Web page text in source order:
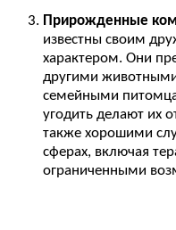
Прирожденные
известны своим
характером. Они
другими
семейными
угодить делают их
также хорошими
сферах, включая
ограниченными